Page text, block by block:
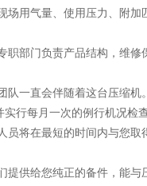
用气量、使用压力、附
部门负责产品结构，维修
一直会伴随着这台压缩机。
行每月一次的例行机况检查
员将在最短的时间内与您
供给您纯正的备件，能与